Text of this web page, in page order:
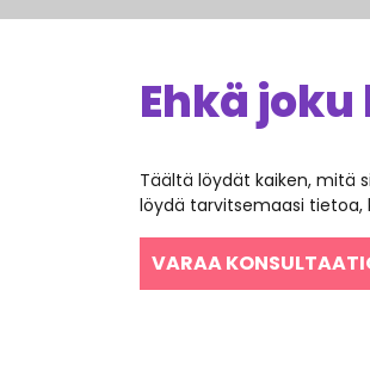
Ehkä
Täältä löydät kaiken, mitä
löydä tarvitsemaasi tietoa,
VARAA